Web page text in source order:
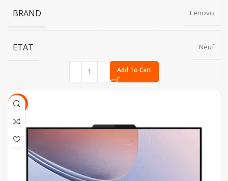
BRAND Lenovo
ETAT Neuf
Add To Cart
SALE